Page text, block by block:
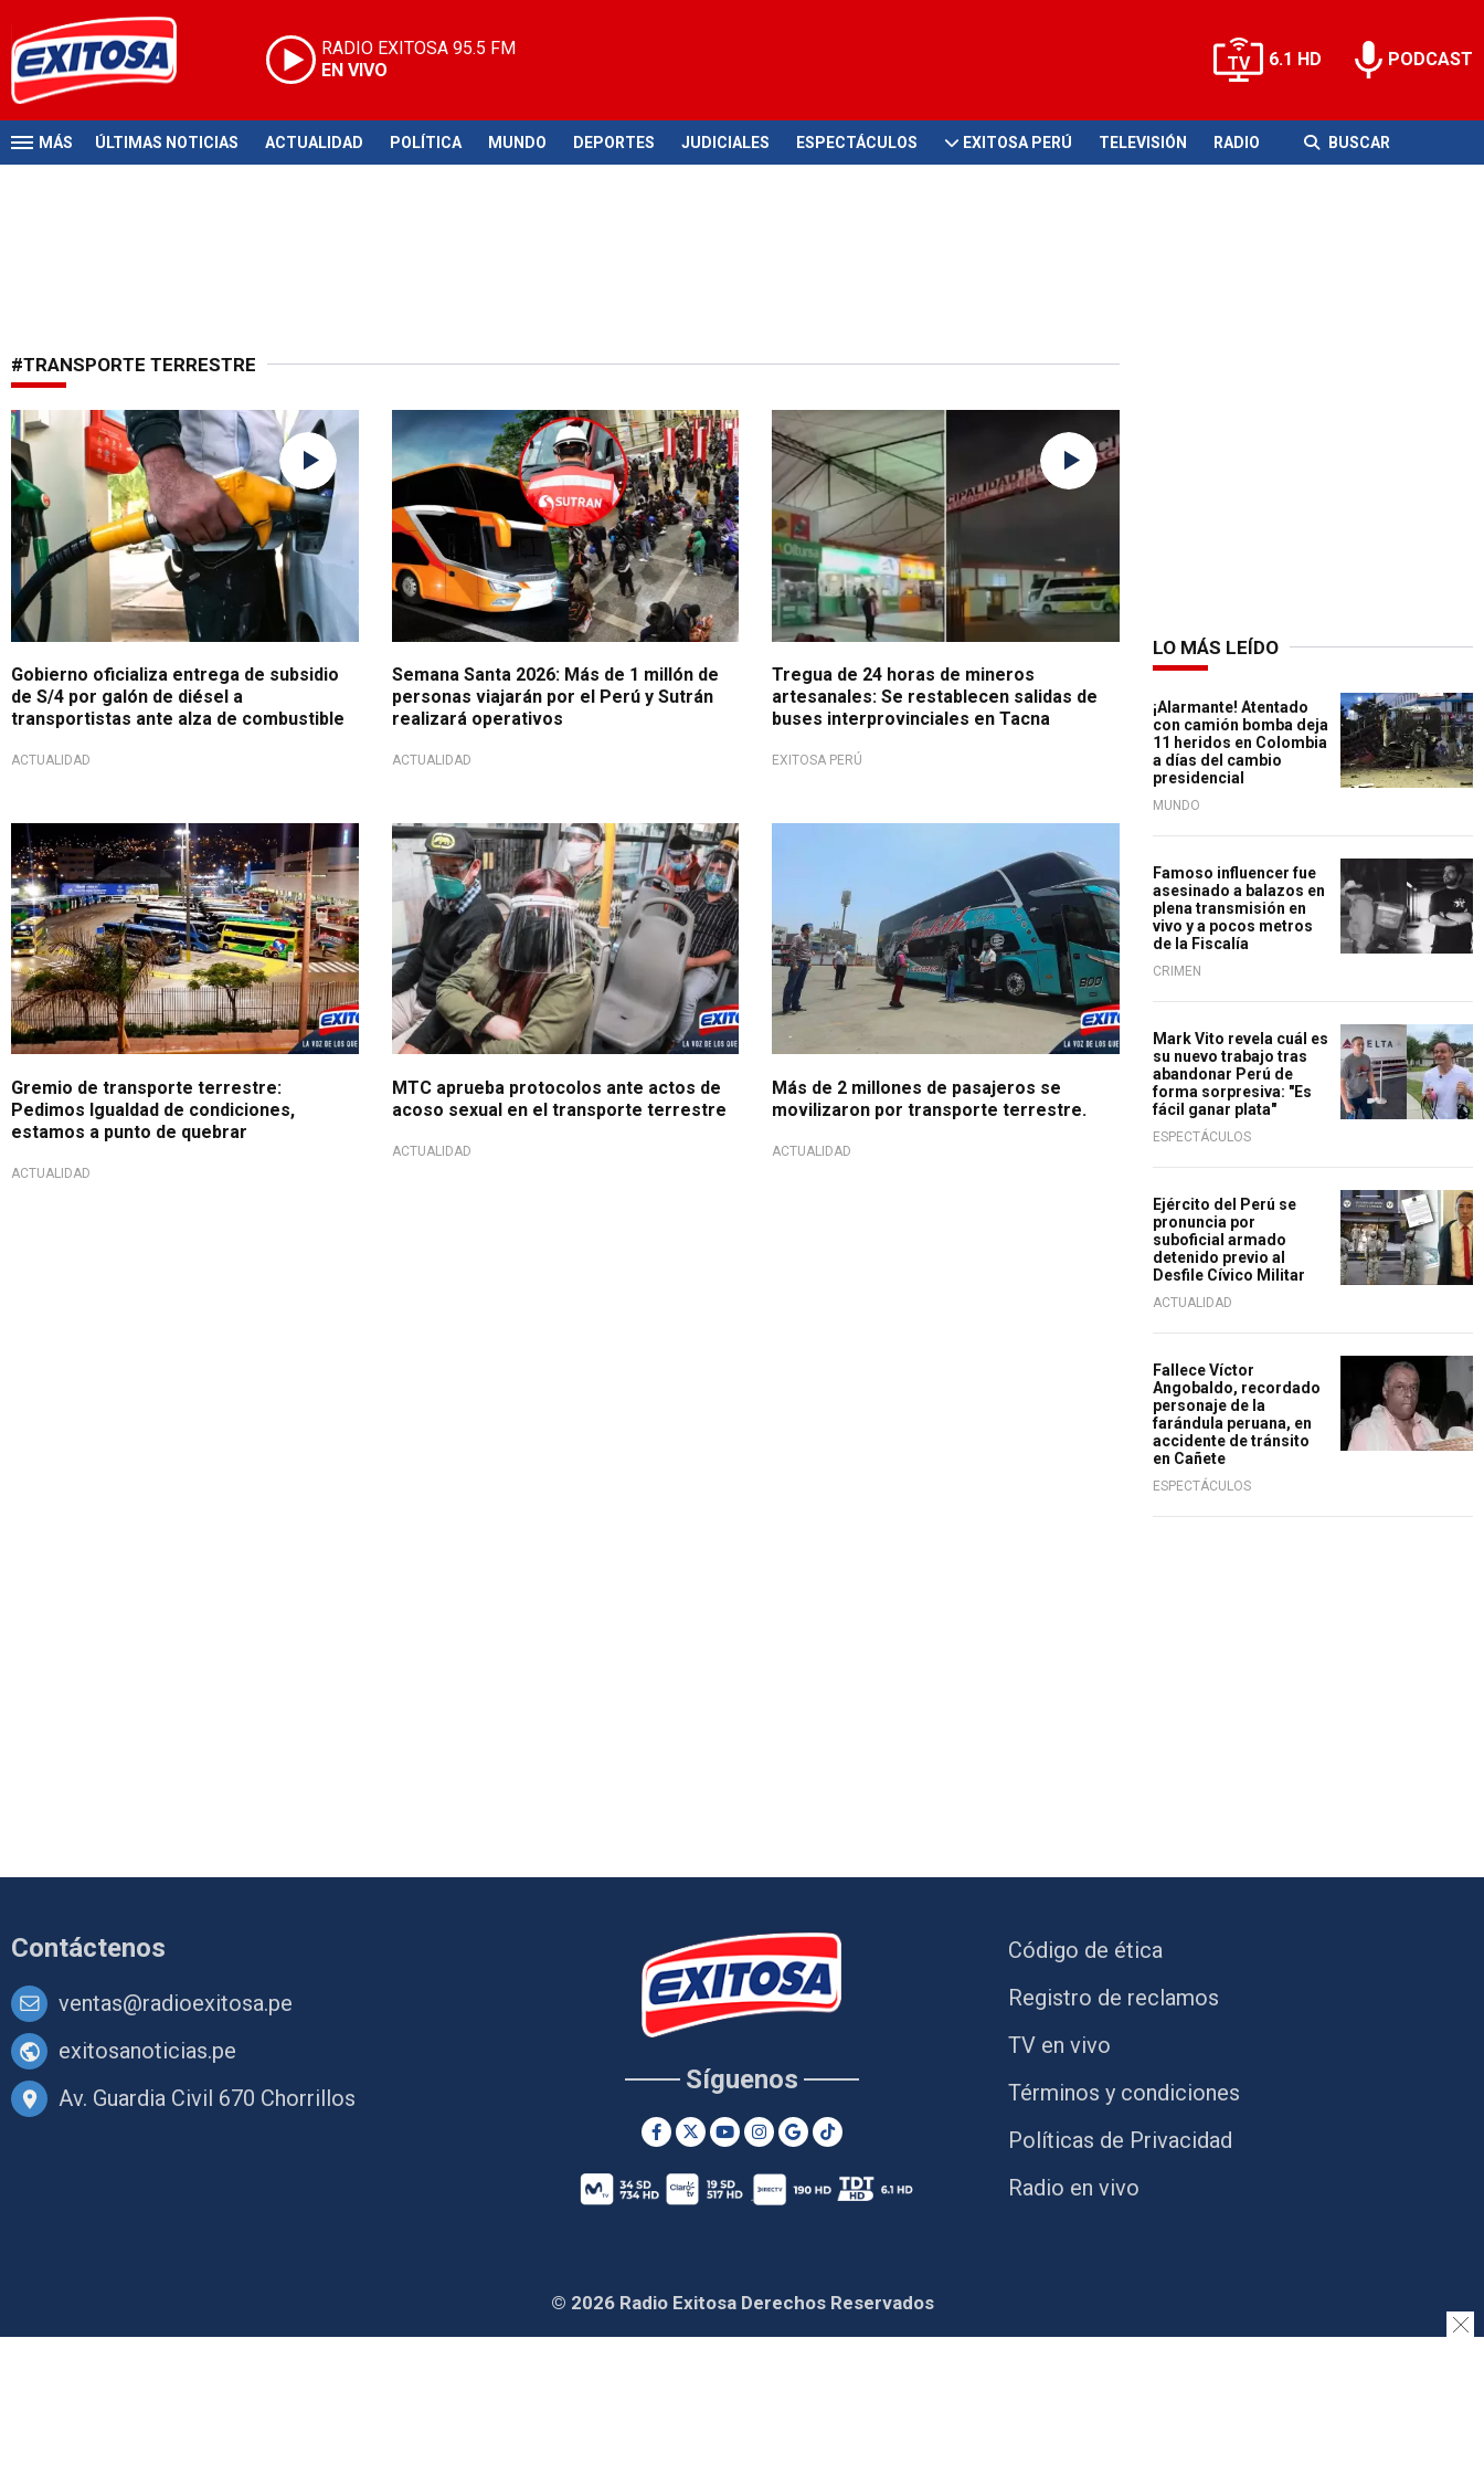
RADIO EXITOSA 95.5 FM
EN VIVO
6.1 HD PODCAST
MÁS ÚLTIMAS NOTICIAS ACTUALIDAD POLÍTICA MUNDO DEPORTES JUDICIALES ESPECTÁCULOS EXITOSA PERÚ TELEVISIÓN RADIO BUSCAR
#TRANSPORTE TERRESTRE
Alza de combustibles
Gobierno oficializa entrega de subsidio
de S/4 por galón de diésel a
transportistas ante alza de combustible
ACTUALIDAD
Más de 900 inspectores
Semana Santa 2026: Más de 1 millón de
personas viajarán por el Perú y Sutrán
realizará operativos
ACTUALIDAD
Retomando los viajes del Sur
Tregua de 24 horas de mineros
artesanales: Se restablecen salidas de
buses interprovinciales en Tacna
EXITOSA PERÚ
Gremio de transporte terrestre:
Pedimos Igualdad de condiciones,
estamos a punto de quebrar
ACTUALIDAD
MTC aprueba protocolos ante actos de
acoso sexual en el transporte terrestre
ACTUALIDAD
Más de 2 millones de pasajeros se
movilizaron por transporte terrestre.
ACTUALIDAD
LO MÁS LEÍDO
¡Alarmante! Atentado
con camión bomba deja
11 heridos en Colombia
a días del cambio
presidencial
MUNDO
Famoso influencer fue
asesinado a balazos en
plena transmisión en
vivo y a pocos metros
de la Fiscalía
CRIMEN
Mark Vito revela cuál es
su nuevo trabajo tras
abandonar Perú de
forma sorpresiva: "Es
fácil ganar plata"
ESPECTÁCULOS
Ejército del Perú se
pronuncia por
suboficial armado
detenido previo al
Desfile Cívico Militar
ACTUALIDAD
Fallece Víctor
Angobaldo, recordado
personaje de la
farándula peruana, en
accidente de tránsito
en Cañete
ESPECTÁCULOS
Contáctenos
ventas@radioexitosa.pe
exitosanoticias.pe
Av. Guardia Civil 670 Chorrillos
Síguenos
Código de ética
Registro de reclamos
TV en vivo
Términos y condiciones
Políticas de Privacidad
Radio en vivo
© 2026 Radio Exitosa Derechos Reservados